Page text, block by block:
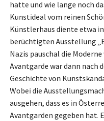
hatte und wie lange noch
Kunstideal vom reinen
Künstlerhaus diente etwa
berüchtigten Ausstellung
Nazis pauschal die
Avantgarde war dann nach
Geschichte von
Wobei die
ausgehen, dass es in
Avantgarden gegeben hat.